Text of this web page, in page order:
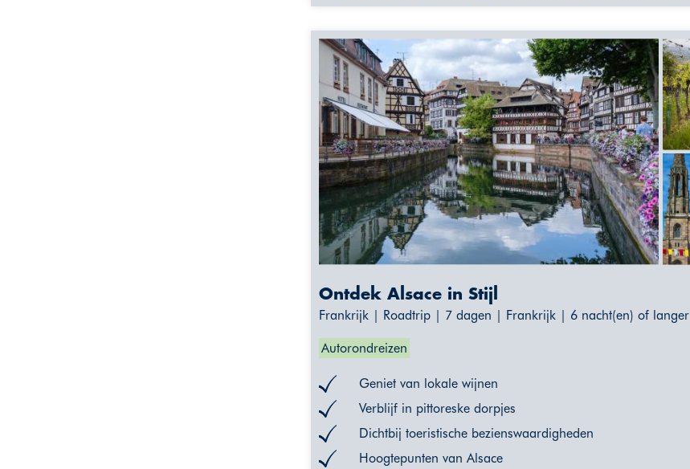
Ontdek Alsace in Stijl
Frankrijk | Roadtrip | 7 dagen | Frankrijk | 6 nacht(en) of langer
Autorondreizen
Geniet van lokale wijnen
Verblijf in pittoreske dorpjes
Dichtbij toeristische bezienswaardigheden
Hoogtepunten van Alsace